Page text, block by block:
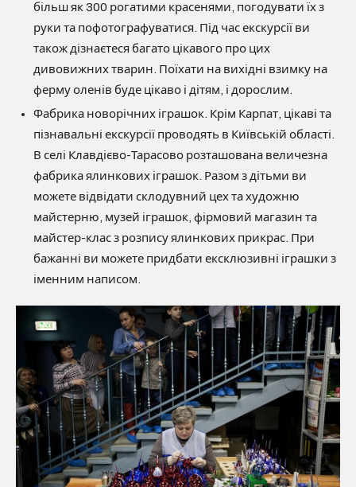
більш як 300 рогатими красенями, погодувати їх з
руки та пофотографуватися. Під час екскурсії ви
також дізнаєтеся багато цікавого про цих
дивовижних тварин. Поїхати на вихідні взимку на
ферму оленів буде цікаво і дітям, і дорослим.
Фабрика новорічних іграшок. Крім Карпат, цікаві та
пізнавальні екскурсії проводять в Київській області.
В селі Клавдієво-Тарасово розташована величезна
фабрика ялинкових іграшок. Разом з дітьми ви
можете відвідати склодувний цех та художню
майстерню, музей іграшок, фірмовий магазин та
майстер-клас з розпису ялинкових прикрас. При
бажанні ви можете придбати ексклюзивні іграшки з
іменним написом.